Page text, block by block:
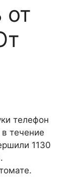
от
телефон
течение
1130